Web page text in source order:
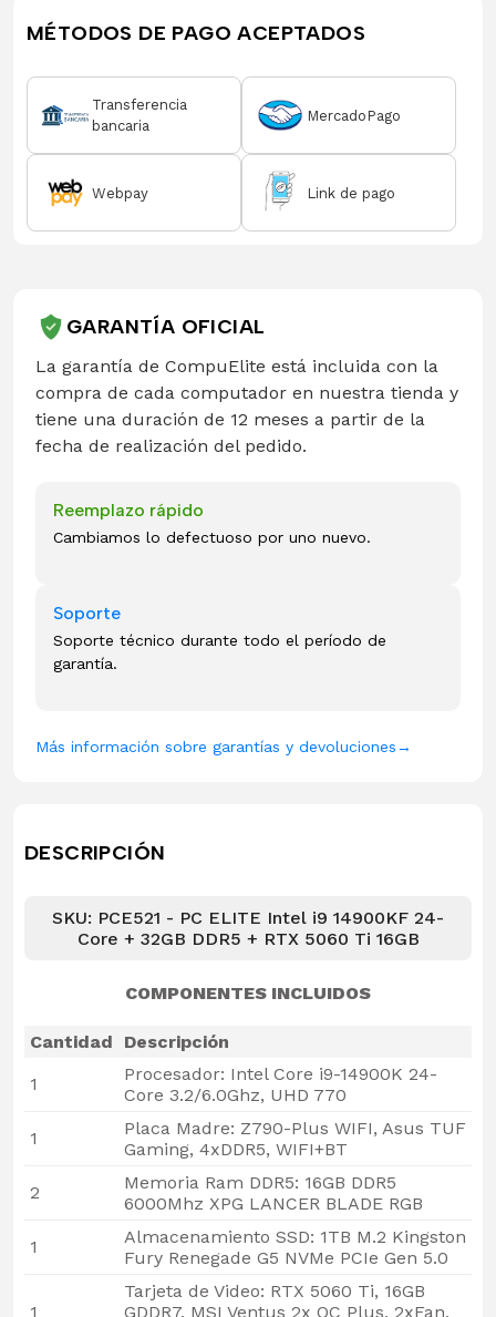
MÉTODOS DE PAGO ACEPTADOS
Transferencia
bancaria
MercadoPago
Webpay Link de pago
GARANTÍA OFICIAL
La garantía de CompuElite está incluida con la
compra de cada computador en nuestra tienda y
tiene una duración de 12 meses a partir de la
fecha de realización del pedido.
Reemplazo rápido
Cambiamos lo defectuoso por uno nuevo.
Soporte
Soporte técnico durante todo el período de
garantía.
Más información sobre garantías y devoluciones→
DESCRIPCIÓN
SKU: PCE521 - PC ELITE Intel i9 14900KF 24-
Core + 32GB DDR5 + RTX 5060 Ti 16GB
COMPONENTES INCLUIDOS
Cantidad
Descripción
1
Procesador: Intel Core i9-14900K 24-
Core 3.2/6.0Ghz, UHD 770
1
Placa Madre: Z790-Plus WIFI, Asus TUF
Gaming, 4xDDR5, WIFI+BT
2
Memoria Ram DDR5: 16GB DDR5
6000Mhz XPG LANCER BLADE RGB
1
Almacenamiento SSD: 1TB M.2 Kingston
Fury Renegade G5 NVMe PCIe Gen 5.0
1
Tarjeta de Video: RTX 5060 Ti, 16GB
GDDR7, MSI Ventus 2x OC Plus, 2xFan,